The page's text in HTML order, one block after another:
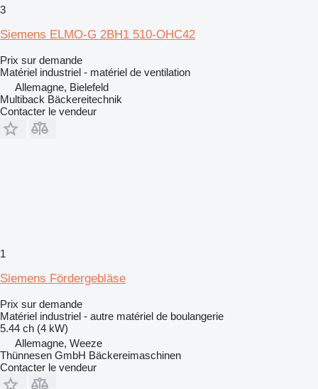
3
Siemens ELMO-G 2BH1 510-OHC42
Prix sur demande
Matériel industriel - matériel de ventilation
Allemagne, Bielefeld
Multiback Bäckereitechnik
Contacter le vendeur
1
Siemens Fördergebläse
Prix sur demande
Matériel industriel - autre matériel de boulangerie
5.44 ch (4 kW)
Allemagne, Weeze
Thünnesen GmbH Bäckereimaschinen
Contacter le vendeur